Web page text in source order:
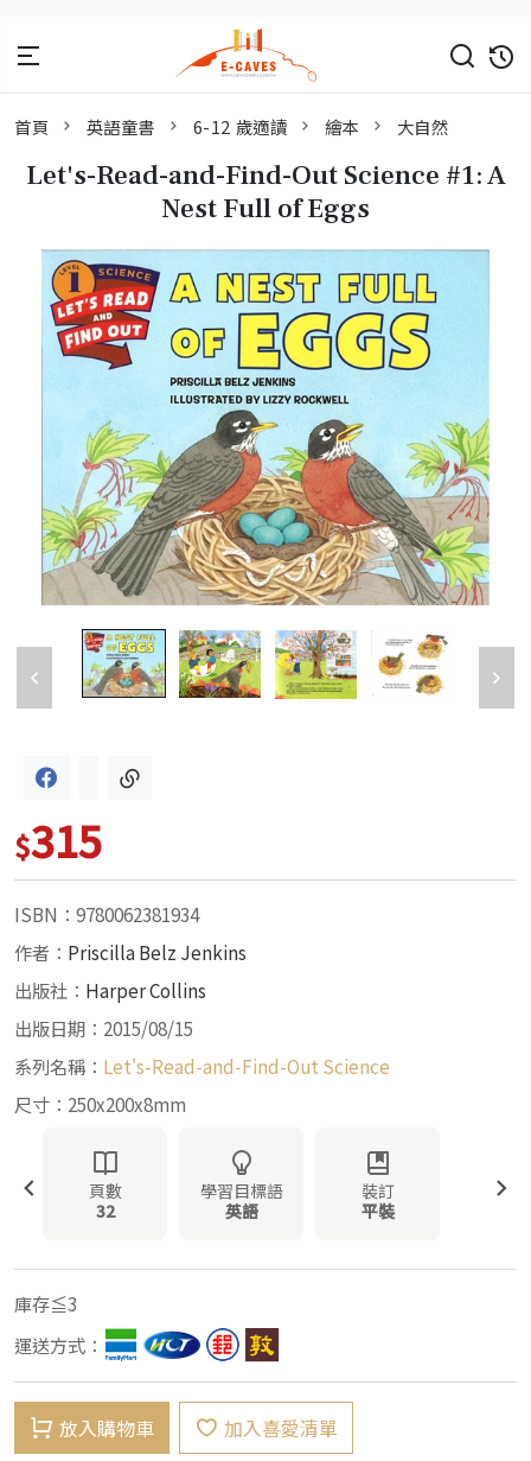
首頁 英語童書 6-12 歲適讀 繪本 大自然
Let's-Read-and-Find-Out Science #1: A
Nest Full of Eggs
$315
ISBN：9780062381934
作者： Priscilla Belz Jenkins
出版社： Harper Collins
出版日期：2015/08/15
系列名稱： Let's-Read-and-Find-Out Science
尺寸：250x200x8mm
頁數
32
學習目標語
英語
裝訂
平裝
庫存≦3
運送方式：
放入購物車 加入喜愛清單